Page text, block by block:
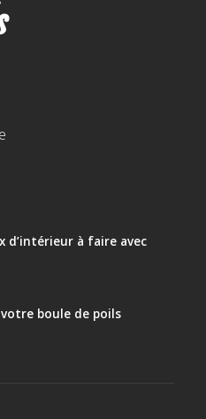
d’intérieur à faire avec
boule de poils